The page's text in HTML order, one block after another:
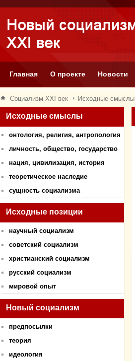
Главная О проекте Новости
Социализм XXI век Исходные смыслы
Исходные смыслы
онтология, религия, антропология
личность, общество, государство
нация, цивилизация, история
теоретическое наследие
сущность социализма
Исходные позиции
научный социализм
советский социализм
христианский социализм
русский социализм
мировой опыт
Новый социализм
предпосылки
теория
идеология